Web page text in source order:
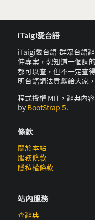
iTaigi愛台語
iTaigi愛台語-群眾台語
伸專案，想知道一個詞
都可以查，但不一定查
明台語講法貢獻給大家
程式授權 MIT，辭典內
by BootStrap 5.
條款
關於本站
服務條款
隱私權條款
站內服務
查辭典